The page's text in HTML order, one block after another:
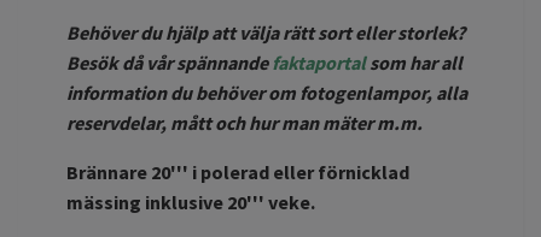
Behöver du hjälp att välja rätt sort eller storlek?
Besök då vår spännande faktaportalsom har all
information du behöver om fotogenlampor, alla
reservdelar, mått och hur man mäter m.m.
Brännare 20''' i polerad eller förnicklad
mässing inklusive 20''' veke.